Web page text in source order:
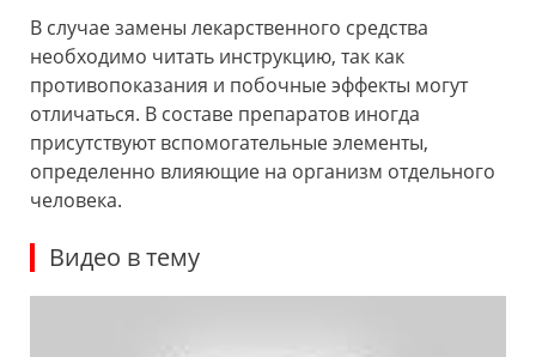
В случае замены лекарственного средства
необходимо читать инструкцию, так как
противопоказания и побочные эффекты могут
отличаться. В составе препаратов иногда
присутствуют вспомогательные элементы,
определенно влияющие на организм отдельного
человека.
Видео в тему